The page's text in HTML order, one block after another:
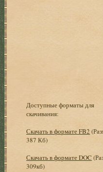
Доступные форматы для
скачивания:
Скачать в формате FB2
387 Кб)
Скачать в формате DOC
309кб)